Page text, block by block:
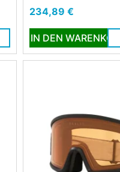
Preis
234,89 €
IN DEN WARENKORB